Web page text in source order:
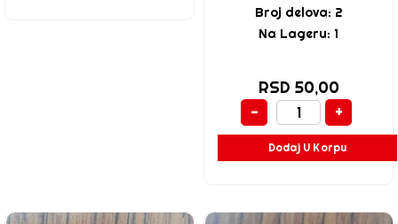
Broj delova: 2
Na Lageru: 1
RSD 50,00
-
+
Dodaj U Korpu